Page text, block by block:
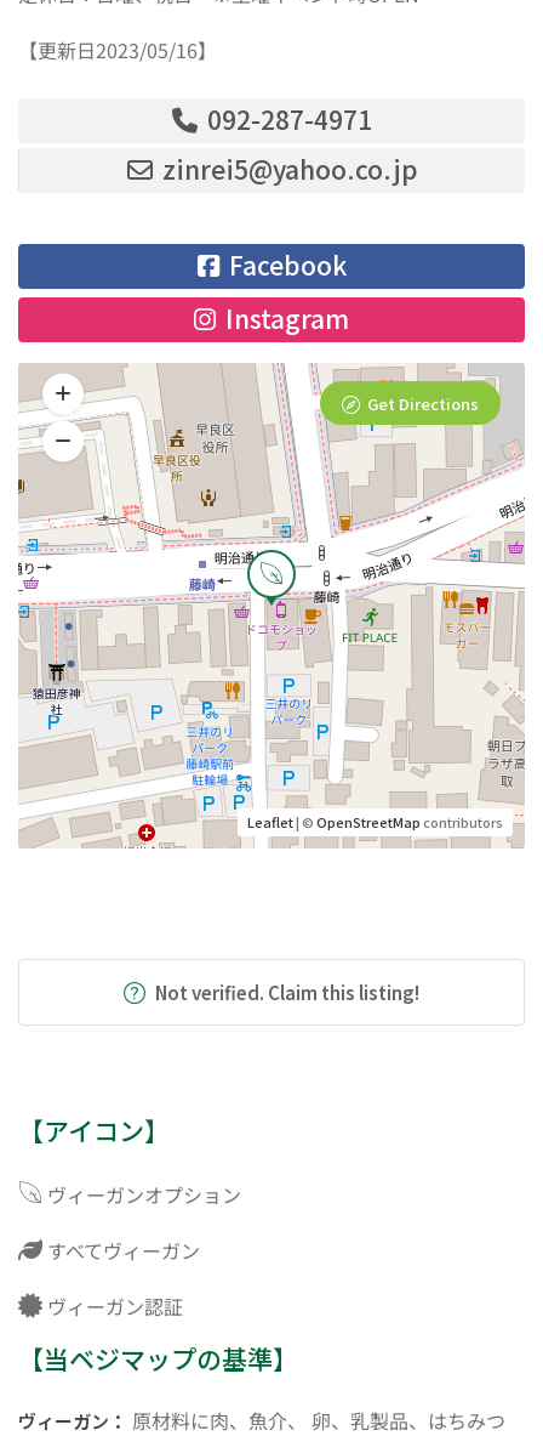
【更新日2023/05/16】
092-287-4971
zinrei5@yahoo.co.jp
Facebook
Instagram
Leaflet| ©OpenStreetMapcontributors
Get Directions
Not verified. Claim this listing!
【アイコン】
ヴィーガンオプション
すべてヴィーガン
ヴィーガン認証
【当ベジマップの基準】
ヴィーガン： 原材料に肉、魚介、 卵、乳製品、はちみつ